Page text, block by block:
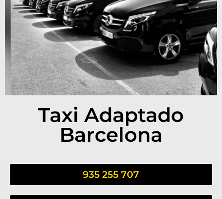
Taxi Adaptado
Barcelona
935 255 707